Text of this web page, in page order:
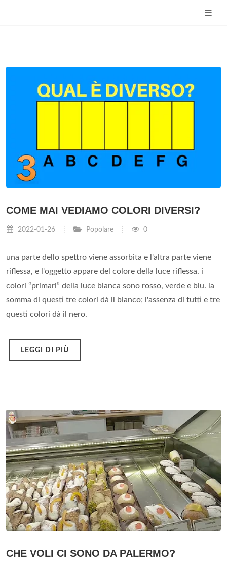
COME MAI VEDIAMO COLORI DIVERSI?
2022-01-26 Popolare 0
una parte dello spettro viene assorbita e l'altra parte viene
riflessa, e l'oggetto appare del colore della luce riflessa. i
colori “primari” della luce bianca sono rosso, verde e blu. la
somma di questi tre colori dà il bianco; l'assenza di tutti e tre
questi colori dà il nero.
LEGGI DI PIÙ
CHE VOLI CI SONO DA PALERMO?